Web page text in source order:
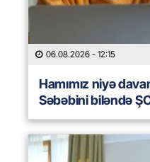
06.08.2026 - 12:15
Hamımız niyə
Səbəbini biləndə